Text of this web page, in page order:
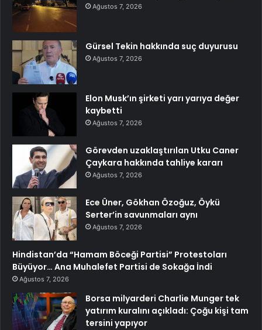
Ağustos 7, 2026
Gürsel Tekin hakkında suç duyurusu
Ağustos 7, 2026
Elon Musk’ın şirketi yarı yarıya değer
kaybetti
Ağustos 7, 2026
Görevden uzaklaştırılan Utku Caner
Çaykara hakkında tahliye kararı
Ağustos 7, 2026
Ece Üner, Gökhan Özoğuz, Öykü
Serter’in savunmaları aynı
Ağustos 7, 2026
Hindistan’da “Hamam Böceği Partisi” Protestoları
Büyüyor… Ana Muhalefet Partisi de Sokağa İndi
Ağustos 7, 2026
Borsa milyarderi Charlie Munger tek
yatırım kuralını açıkladı: Çoğu kişi tam
tersini yapıyor